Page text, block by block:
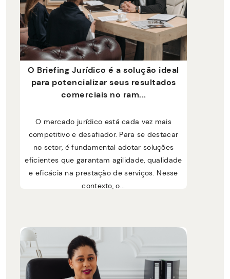
O Briefing Jurídico é a solução ideal
para potencializar seus resultados
comerciais no ram...
O mercado jurídico está cada vez mais
competitivo e desafiador. Para se destacar
no setor, é fundamental adotar soluções
eficientes que garantam agilidade, qualidade
e eficácia na prestação de serviços. Nesse
contexto, o...